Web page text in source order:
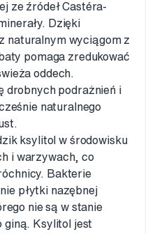
ze źródeł Castéra-
Dzięki
naturalnym wyciągom z
pomaga zredukować
oddech.
drobnych podrażnień i
naturalnego
ksylitol w środowisku
i warzywach, co
Bakterie
płytki nazębnej
nie są w stanie
Ksylitol jest